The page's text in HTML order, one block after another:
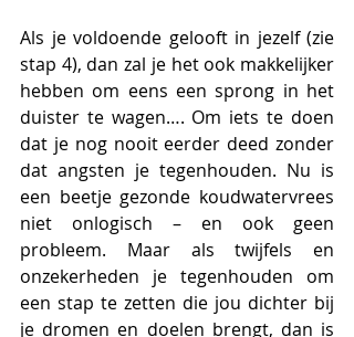
Als je voldoende gelooft in jezelf (zie
stap 4), dan zal je het ook makkelijker
hebben om eens een sprong in het
duister te wagen…. Om iets te doen
dat je nog nooit eerder deed zonder
dat angsten je tegenhouden. Nu is
een beetje gezonde koudwatervrees
niet onlogisch – en ook geen
probleem. Maar als twijfels en
onzekerheden je tegenhouden om
een stap te zetten die jou dichter bij
je dromen en doelen brengt, dan is